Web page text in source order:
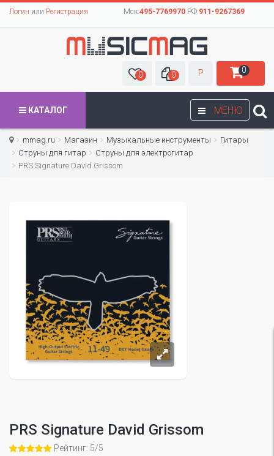
Логин или Регистрация Мск:495-7769970РФ:911-9267369
0 0 Р 0
МЕНЮ
КАТАЛОГ
mmag.ru Магазин Музыкальные инструменты
Гитары
Струны для гитар
Cтруны для электрогитар
PRS Signature David Grissom
PRS Signature David Grissom
Рейтинг: 5/5